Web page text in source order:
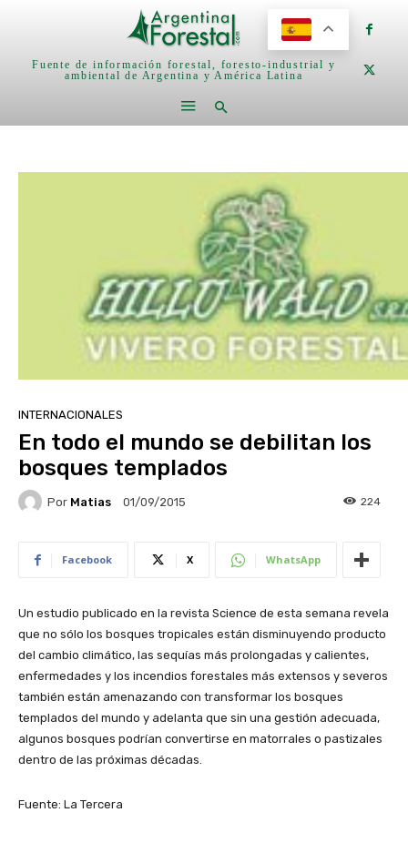
Fuente de información forestal, foresto-industrial y
ambiental de Argentina y América Latina
INTERNACIONALES
En todo el mundo se debilitan los
bosques templados
Por Matias 01/09/2015 224
Facebook X WhatsApp
Un estudio publicado en la revista Science de esta semana revela
que no sólo los bosques tropicales están disminuyendo producto
del cambio climático, las sequías más prolongadas y calientes,
enfermedades y los incendios forestales más extensos y severos
también están amenazando con transformar los bosques
templados del mundo y adelanta que sin una gestión adecuada,
algunos bosques podrían convertirse en matorrales o pastizales
dentro de las próximas décadas.
Fuente: La Tercera